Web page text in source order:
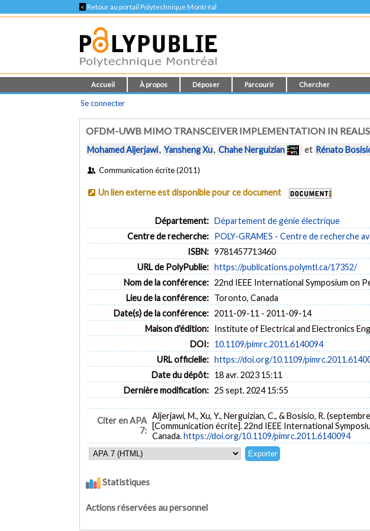
< Retour au portail Polytechnique Montréal
Accueil À propos Déposer Parcourir Chercher
Se connecter
OFDM-UWB MIMO TRANSCEIVER IMPLEMENTATION IN
Mohamed Aljerjawi, Yansheng Xu, Chahe Nerguizian et Rénato
Communication écrite (2011)
Un lien externe est disponible pour ce document
Département: Département de génie électrique
Centre de recherche: POLY-GRAMES - Centre de recherche
ISBN: 9781457713460
URL de PolyPublie: https://publications.polymtl.ca/17352/
Nom de la conférence: 22nd IEEE International Symposium on
Lieu de la conférence: Toronto, Canada
Date(s) de la conférence: 2011-09-11 - 2011-09-14
Maison d'édition: Institute of Electrical and Electronics
DOI: 10.1109/pimrc.2011.6140094
URL officielle: https://doi.org/10.1109/
Date du dépôt: 18 avr. 2023 15:11
Dernière modification: 25 sept. 2024 15:55
Citer en APA
7:
Aljerjawi, M., Xu, Y., Nerguizian, C., & Bosisio, R.
[Communication écrite]. 22nd IEEE International
Canada.https://doi.org/10.1109/pimrc.2011.6140094
Statistiques
Actions réservées au personnel